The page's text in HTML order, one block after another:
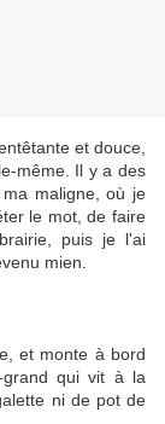
et douce,
même. Il y a des
maligne, où je
le mot, de faire
puis je l'ai
mien.
et monte à bord
qui vit à la
ni de pot de